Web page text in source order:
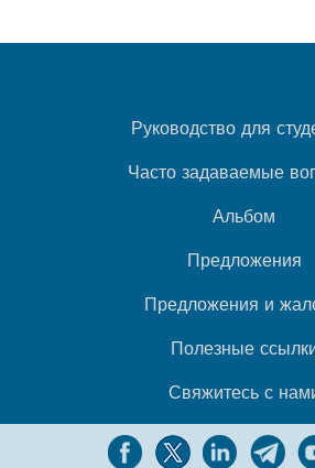
Руководство для
Часто задаваемые
Альбом
Предложения
Предложения и
Полезные
Свяжитесь с